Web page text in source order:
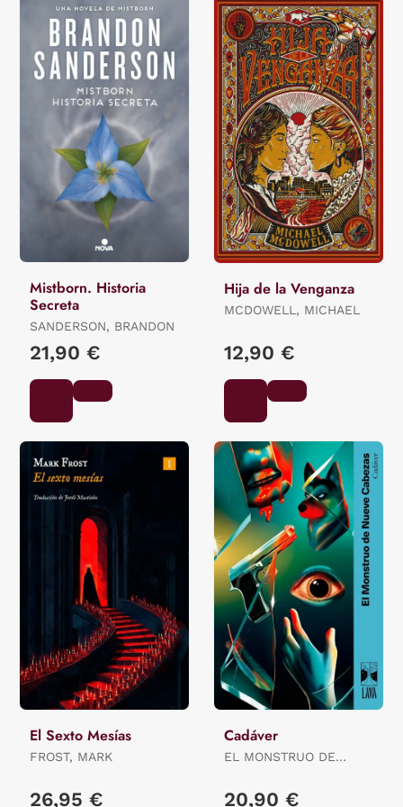
Mistborn. Historia
Secreta
SANDERSON, BRANDON
21,90 €
Hija de la Venganza
MCDOWELL, MICHAEL
12,90 €
El Sexto Mesías
FROST, MARK
26,95 €
Cadáver
EL MONSTRUO DE
BARRIENTOS,
20,90 €